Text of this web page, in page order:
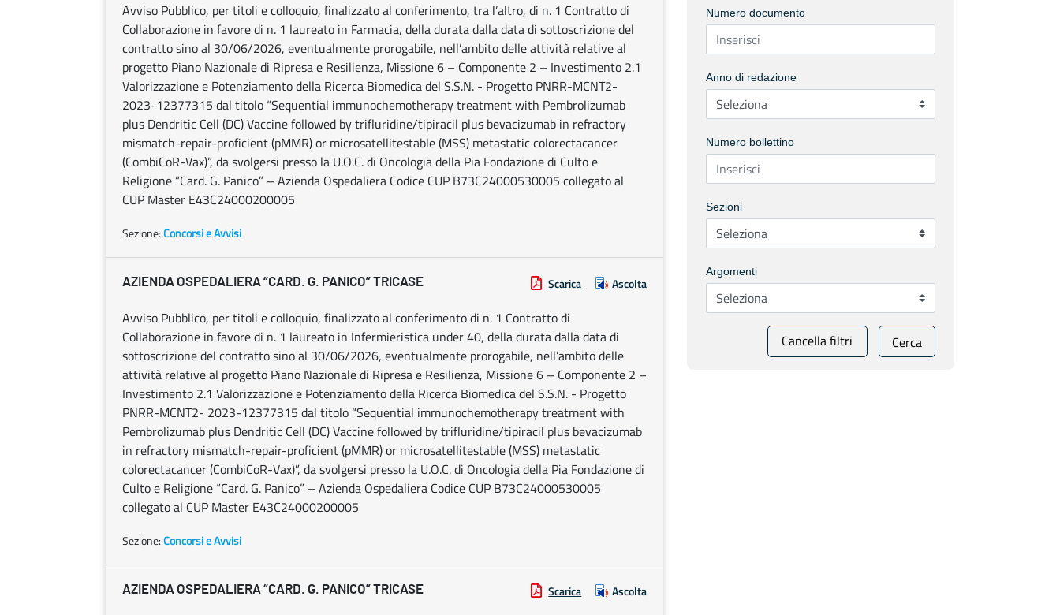
Avviso Pubblico, per titoli e colloquio, finalizzato al conferimento, tra l’altro, di n. 1 Contratto di
Collaborazione in favore di n. 1 laureato in Farmacia, della durata dalla data di sottoscrizione del
contratto sino al 30/06/2026, eventualmente prorogabile, nell’ambito delle attività relative al
progetto Piano Nazionale di Ripresa e Resilienza, Missione 6 – Componente 2 – Investimento 2.1
Valorizzazione e Potenziamento della Ricerca Biomedica del S.S.N. - Progetto PNRR-MCNT2-
2023-12377315 dal titolo “Sequential immunochemotherapy treatment with Pembrolizumab
plus Dendritic Cell (DC) Vaccine followed by trifluridine/tipiracil plus bevacizumab in refractory
mismatch-repair-proficient (pMMR) or microsatellitestable (MSS) metastatic colorectacancer
(CombiCoR-Vax)”, da svolgersi presso la U.O.C. di Oncologia della Pia Fondazione di Culto e
Religione “Card. G. Panico” – Azienda Ospedaliera Codice CUP B73C24000530005 collegato al
CUP Master E43C24000200005
Sezione:Concorsi e Avvisi
AZIENDA OSPEDALIERA “CARD. G. PANICO” TRICASE Scarica Ascolta
Avviso Pubblico, per titoli e colloquio, finalizzato al conferimento di n. 1 Contratto di
Collaborazione in favore di n. 1 laureato in Infermieristica under 40, della durata dalla data di
sottoscrizione del contratto sino al 30/06/2026, eventualmente prorogabile, nell’ambito delle
attività relative al progetto Piano Nazionale di Ripresa e Resilienza, Missione 6 – Componente 2 –
Investimento 2.1 Valorizzazione e Potenziamento della Ricerca Biomedica del S.S.N. - Progetto
PNRR-MCNT2- 2023-12377315 dal titolo “Sequential immunochemotherapy treatment with
Pembrolizumab plus Dendritic Cell (DC) Vaccine followed by trifluridine/tipiracil plus bevacizumab
in refractory mismatch-repair-proficient (pMMR) or microsatellitestable (MSS) metastatic
colorectacancer (CombiCoR-Vax)”, da svolgersi presso la U.O.C. di Oncologia della Pia Fondazione di
Culto e Religione “Card. G. Panico” – Azienda Ospedaliera Codice CUP B73C24000530005
collegato al CUP Master E43C24000200005
Sezione:Concorsi e Avvisi
AZIENDA OSPEDALIERA “CARD. G. PANICO” TRICASE Scarica Ascolta
Numero documento
Anno di redazione
Numero bollettino
Sezioni
Argomenti
Cancella filtri Cerca